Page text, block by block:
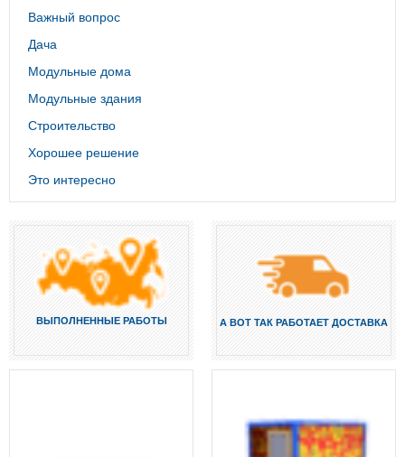
Важный вопрос
Дача
Модульные дома
Модульные здания
Строительство
Хорошее решение
Это интересно
ВЫПОЛНЕННЫЕ РАБОТЫ А ВОТ ТАК РАБОТАЕТ ДОСТАВКА